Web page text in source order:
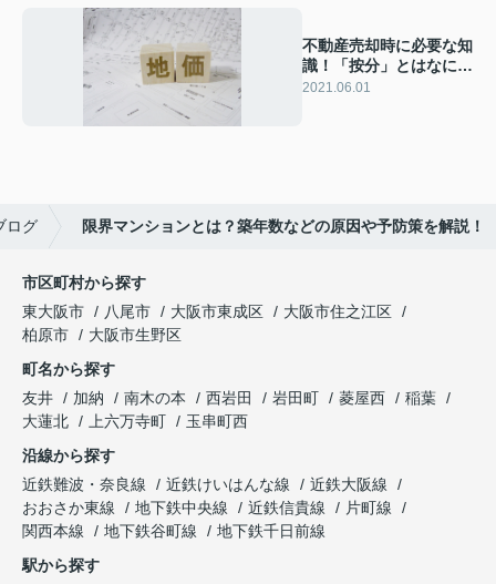
不動産売却時に必要な知
識！「按分」とはなにか
解説します！
2021.06.01
ログ 限界マンションとは？築年数などの原因や予防策を解説！
市区町村から探す
東大阪市
八尾市 大阪市東成区
大阪市住之江区
柏原市
大阪市生野区
町名から探す
友井
加納 南木の本 西岩田 岩田町 菱屋西
稲葉
大蓮北
上六万寺町
玉串町西
沿線から探す
近鉄難波・奈良線
近鉄けいはんな線
近鉄大阪線
おおさか東線
地下鉄中央線 近鉄信貴線
片町線
関西本線
地下鉄谷町線
地下鉄千日前線
駅から探す